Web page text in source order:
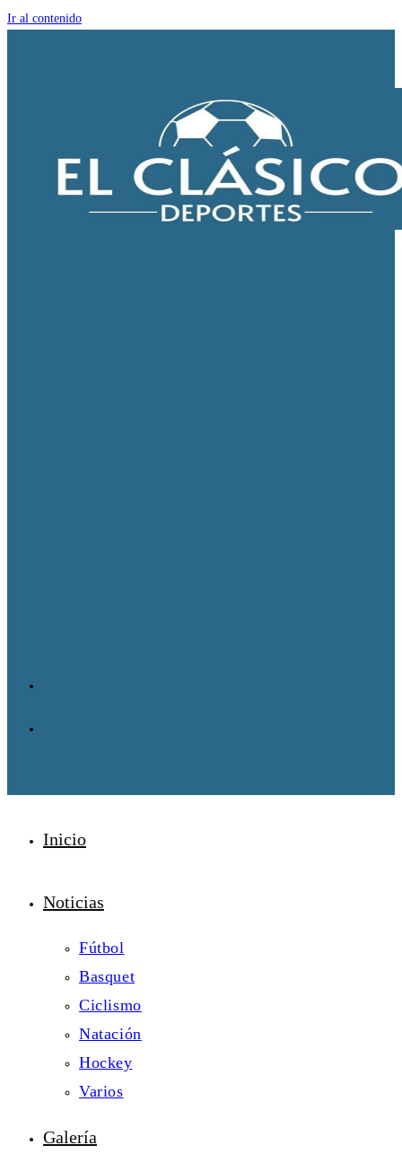
Ir al contenido
Inicio
Noticias
Fútbol
Basquet
Ciclismo
Natación
Hockey
Varios
Galería